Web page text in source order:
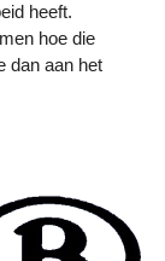
heeft.
hoe die
dan aan het